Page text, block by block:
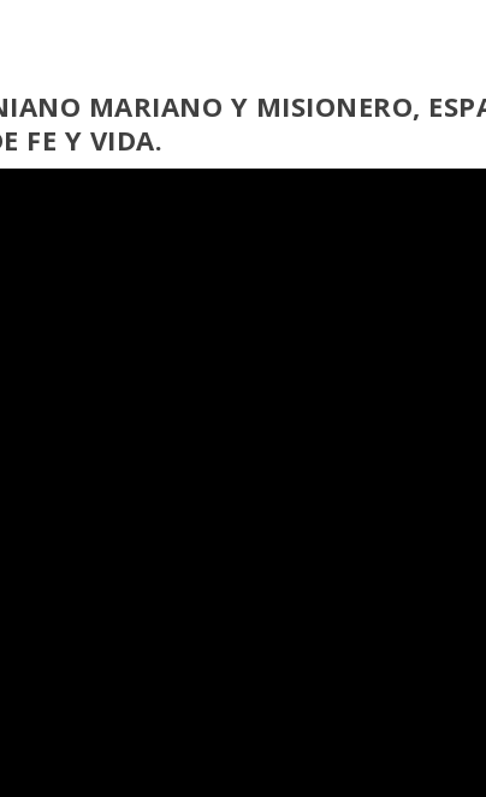
MARIANO Y MISIONERO,
FE Y VIDA.